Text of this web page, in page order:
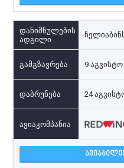
9 აგვისტო
24